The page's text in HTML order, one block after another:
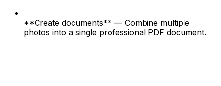
**Create documents** — Combine multiple
photos into a single professional PDF document.